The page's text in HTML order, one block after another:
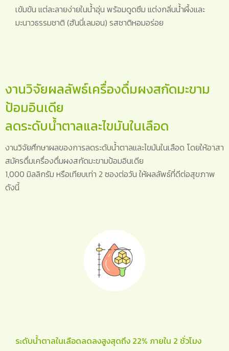
เข้มข้น แต่ละลายง่ายในน้ำอุ่น พร้อมดูดซึม แต่งกลิ่นน้ำผึ้งและ
มะนาวธรรมชาติ (ฮันนี่เลมอน) รสชาติหอมอร่อย
งานวิจัยผลลัพธ์เครื่องดื่มผงสกัดมะขาม
ป้อมอินเดีย
ลดระดับน้ำตาลและไขมันในเลือด
งานวิจัยศึกษาผลของการลดระดับน้ำตาลและไขมันในเลือด โดยให้อาสา
สมัครดื่มเครื่องดื่มผงสกัดมะขามป้อมอินเดีย
1,000 มิลลิกรัม หรือเทียบเท่า 2 ซองต่อวัน ให้ผลลัพธ์ที่ดีต่อสุขภาพ
ดังนี้
ระดับน้ำตาลในเลือดลดลงสูงสุดถึง 22% ภายใน 2 ชั่วโมง